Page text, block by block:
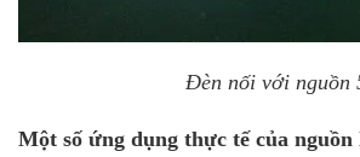
Đèn nối với nguồn
Một số ứng dụng thực tế của nguồn